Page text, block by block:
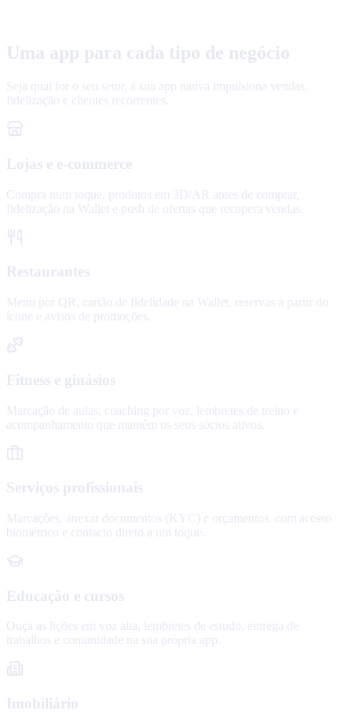
Uma app para cada tipo de negócio
Seja qual for o seu setor, a sua app nativa impulsiona vendas,
fidelização e clientes recorrentes.
Lojas e e-commerce
Compra num toque, produtos em 3D/AR antes de comprar,
fidelização na Wallet e push de ofertas que recupera vendas.
Restaurantes
Menu por QR, cartão de fidelidade na Wallet, reservas a partir do
ícone e avisos de promoções.
Fitness e ginásios
Marcação de aulas, coaching por voz, lembretes de treino e
acompanhamento que mantêm os seus sócios ativos.
Serviços profissionais
Marcações, anexar documentos (KYC) e orçamentos, com acesso
biométrico e contacto direto a um toque.
Educação e cursos
Ouça as lições em voz alta, lembretes de estudo, entrega de
trabalhos e comunidade na sua própria app.
Imobiliário